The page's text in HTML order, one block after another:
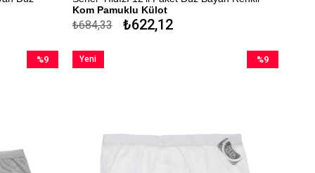
Kom Pamuklu Külot
%100 Pamuk
Kapıda Ödeme Seçeneği
₺622,12
₺684,33
%9
%9
Yeni